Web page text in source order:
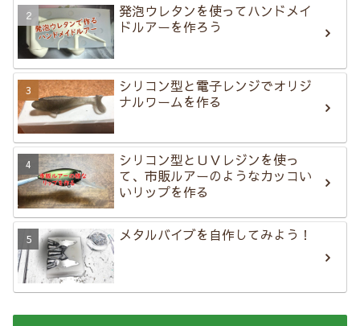
発泡ウレタンを使ってハンドメイ
ドルアーを作ろう
シリコン型と電子レンジでオリジ
ナルワームを作る
シリコン型とＵＶレジンを使っ
て、市販ルアーのようなカッコい
いリップを作る
メタルバイブを自作してみよう！